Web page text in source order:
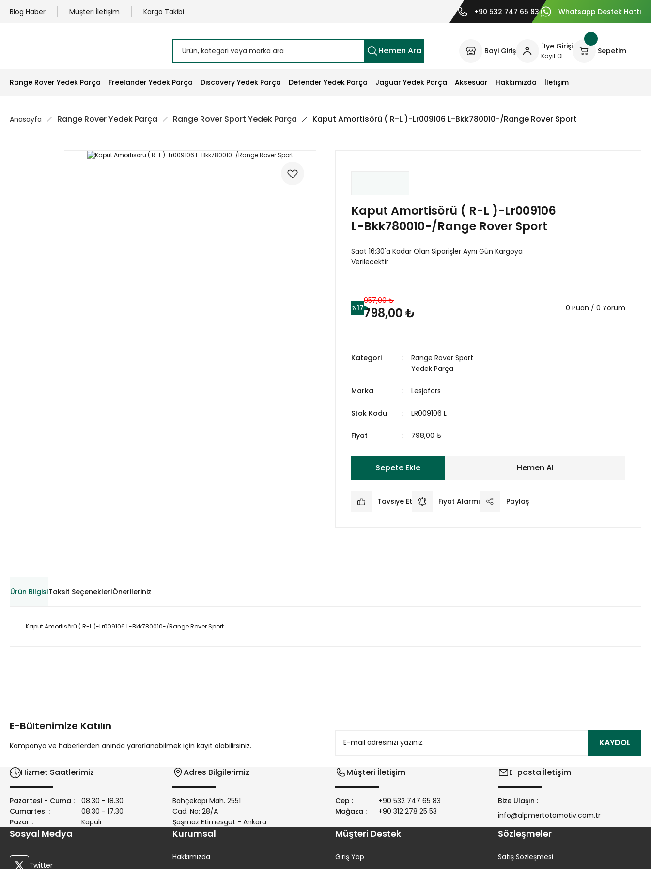
Blog Haber Müşteri İletişim Kargo Takibi +90 532 747 65 83 Whatsapp Destek Hattı
Hemen Ara Bayi Giriş Üye Girişi
Kayıt Ol
Sepetim
Range Rover Yedek Parça Freelander Yedek Parça Discovery Yedek Parça Defender Yedek Parça Jaguar Yedek Parça Aksesuar Hakkımızda İletişim
Anasayfa Range Rover Yedek Parça Range Rover Sport Yedek Parça Kaput Amortisörü ( R-L )-Lr009106 L-Bkk780010-/Range Rover Sport
Kaput Amortisörü ( R-L )-Lr009106
L-Bkk780010-/Range Rover Sport
Saat 16:30'a Kadar Olan Siparişler Aynı Gün Kargoya
Verilecektir
%17
957,00 ₺
798,00 ₺ 0 Puan / 0 Yorum
Kategori
Range Rover Sport
Yedek Parça
Marka Lesjöfors
Stok Kodu LR009106 L
Fiyat 798,00 ₺
Sepete Ekle Hemen Al
Tavsiye Et Fiyat Alarmı Paylaş
Ürün BilgisiTaksit SeçenekleriÖnerileriniz
Kaput Amortisörü ( R-L )-Lr009106 L-Bkk780010-/Range Rover Sport
Ürün bilgilerinde hatalar bulunuyor.
E-Bültenimize Katılın
Kampanya ve haberlerden anında yararlanabilmek için kayıt olabilirsiniz. KAYDOL
Hizmet Saatlerimiz
Pazartesi - Cuma :
08.30 - 18.30
Cumartesi :
08.30 - 17.30
Pazar :
Kapalı
Adres Bilgilerimiz
Bahçekapı Mah. 2551
Cad. No: 28/A
Şaşmaz Etimesgut - Ankara
Müşteri İletişim
Cep :
+90 532 747 65 83
Mağaza :
+90 312 278 25 53
E-posta İletişim
Bize Ulaşın :
info@alpmertotomotiv.com.tr
Sosyal Medya
Twitter
Kurumsal
Hakkımızda
Müşteri Destek
Giriş Yap
Sözleşmeler
Satış Sözleşmesi